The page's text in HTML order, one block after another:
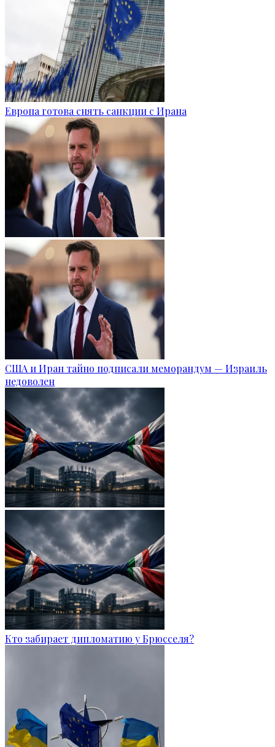
Европа готова снять санкции с Ирана
США и Иран тайно подписали меморандум — Израиль
недоволен
Кто забирает дипломатию у Брюсселя?